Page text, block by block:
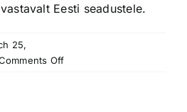
Eesti seadustele.
25,
Offon